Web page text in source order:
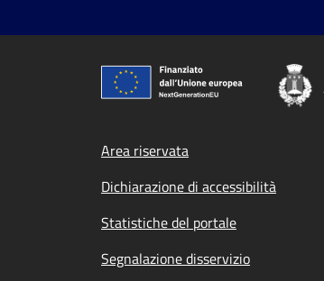
Footer menu
Area riservata
Dichiarazione di accessibilità
Statistiche del portale
Segnalazione disservizio